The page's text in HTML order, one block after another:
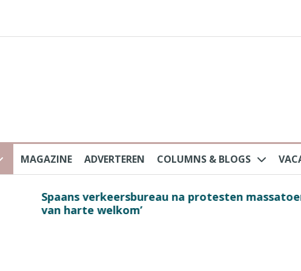
MAGAZINE ADVERTEREN COLUMNS & BLOGS
na protesten massatoerisme: ‘Nederlandse